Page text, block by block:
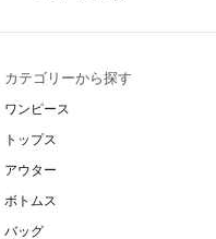
カテゴリーから探す
ワンピース
トップス
アウター
ボトムス
バッグ